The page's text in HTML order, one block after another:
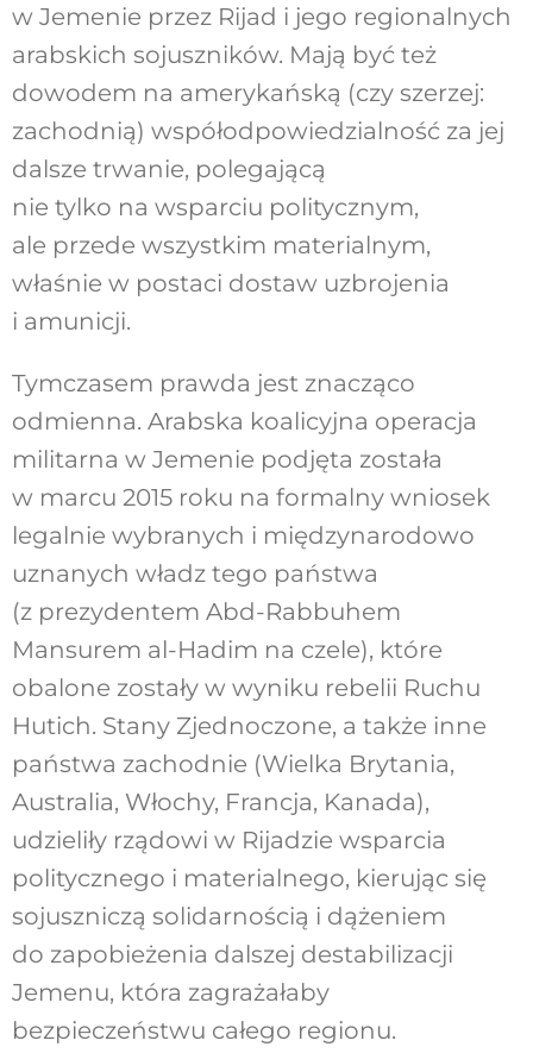
w Jemenie przez Rijad i jego regionalnych
arabskich sojuszników. Mają być też
dowodem na amerykańską (czy szerzej:
zachodnią) współodpowiedzialność za jej
dalsze trwanie, polegającą
nie tylko na wsparciu politycznym,
ale przede wszystkim materialnym,
właśnie w postaci dostaw uzbrojenia
i amunicji.
Tymczasem prawda jest znacząco
odmienna. Arabska koalicyjna operacja
militarna w Jemenie podjęta została
w marcu 2015 roku na formalny wniosek
legalnie wybranych i międzynarodowo
uznanych władz tego państwa
(z prezydentem Abd-Rabbuhem
Mansurem al-Hadim na czele), które
obalone zostały w wyniku rebelii Ruchu
Hutich. Stany Zjednoczone, a także inne
państwa zachodnie (Wielka Brytania,
Australia, Włochy, Francja, Kanada),
udzieliły rządowi w Rijadzie wsparcia
politycznego i materialnego, kierując się
sojuszniczą solidarnością i dążeniem
do zapobieżenia dalszej destabilizacji
Jemenu, która zagrażałaby
bezpieczeństwu całego regionu.